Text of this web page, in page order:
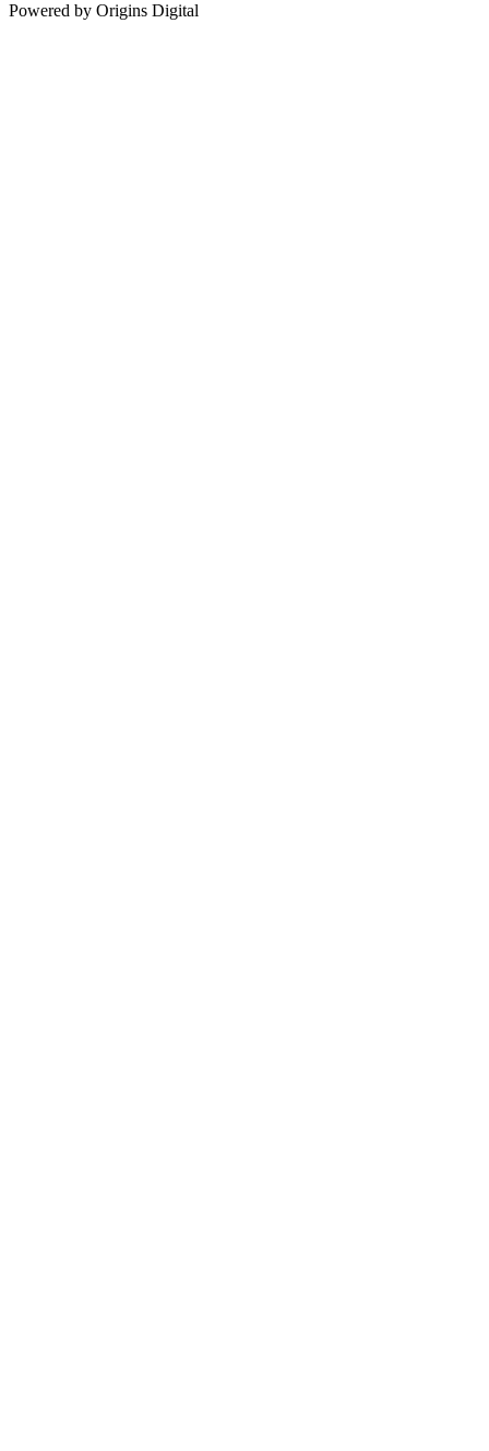
Powered by Origins Digital